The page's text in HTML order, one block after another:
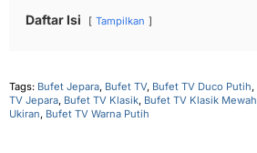
Daftar Isi Tampilkan
Tags: Bufet Jepara, Bufet TV, Bufet TV Duco Putih,
TV Jepara, Bufet TV Klasik, Bufet TV Klasik Mewah
Ukiran, Bufet TV Warna Putih